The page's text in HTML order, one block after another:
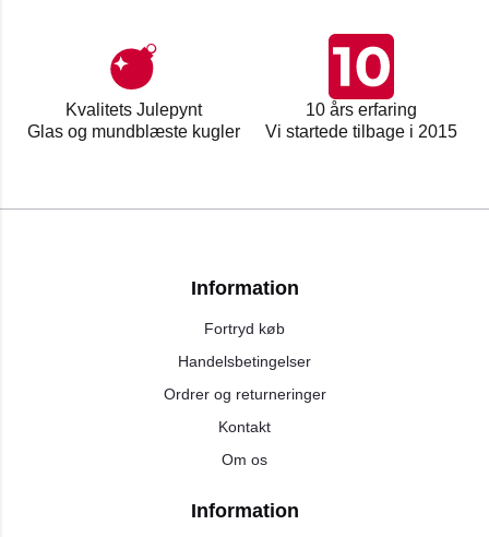
Kvalitets Julepynt
Glas og mundblæste kugler
10 års erfaring
Vi startede tilbage i 2015
Information
Fortryd køb
Handelsbetingelser
Ordrer og returneringer
Kontakt
Om os
Information